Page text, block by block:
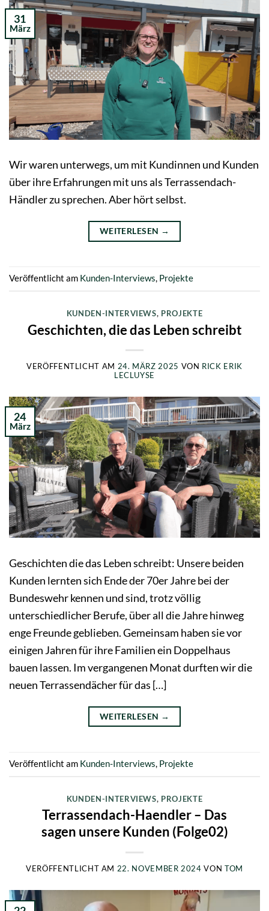
31
März
Wir waren unterwegs, um mit Kundinnen und Kunden
über ihre Erfahrungen mit uns als Terrassendach-
Händler zu sprechen. Aber hört selbst.
WEITERLESEN →
Veröffentlicht am Kunden-Interviews, Projekte
KUNDEN-INTERVIEWS, PROJEKTE
Geschichten, die das Leben schreibt
VERÖFFENTLICHT AM 24. MÄRZ 2025 VON RICK ERIK
LECLUYSE
24
März
Geschichten die das Leben schreibt: Unsere beiden
Kunden lernten sich Ende der 70er Jahre bei der
Bundeswehr kennen und sind, trotz völlig
unterschiedlicher Berufe, über all die Jahre hinweg
enge Freunde geblieben. Gemeinsam haben sie vor
einigen Jahren für ihre Familien ein Doppelhaus
bauen lassen. Im vergangenen Monat durften wir die
neuen Terrassendächer für das […]
WEITERLESEN →
Veröffentlicht am Kunden-Interviews, Projekte
KUNDEN-INTERVIEWS, PROJEKTE
Terrassendach-Haendler – Das
sagen unsere Kunden (Folge02)
VERÖFFENTLICHT AM 22. NOVEMBER 2024 VON TOM